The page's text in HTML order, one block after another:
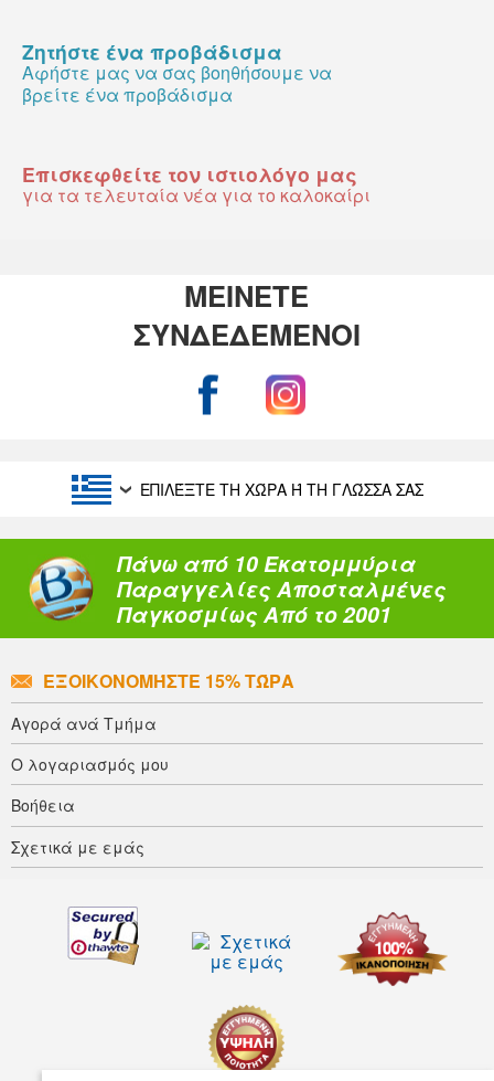
Ζητήστε ένα προβάδισμα
Αφήστε μας να σας βοηθήσουμε να
βρείτε ένα προβάδισμα
Επισκεφθείτε τον ιστιολόγο μας
για τα τελευταία νέα για το καλοκαίρι
ΜΕΙΝΕΤΕ
ΣΥΝΔΕΔΕΜΕΝΟΙ
ΕΠΙΛΈΞΤΕ ΤΗ ΧΏΡΑ Ή ΤΗ ΓΛΏΣΣΑ ΣΑΣ
Πάνω από 10 Εκατομμύρια
Παραγγελίες Αποσταλμένες
Παγκοσμίως Από το 2001
ΕΞΟΙΚΟΝΟΜΉΣΤΕ 15% ΤΏΡΑ
Αγορά ανά Τμήμα
Ο λογαριασμός μου
Βοήθεια
Σχετικά με εμάς